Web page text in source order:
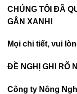
CHÚNG TÔI ĐÃ
GÂN XANH!
Mọi chi tiết, vui
ĐỀ NGHỊ GHI RÕ
Công ty Nông